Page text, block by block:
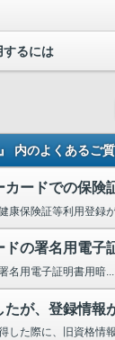
するには
内のよくあるご
康保険証等利用登録が
名用電子証明書用暗...
した際に、旧資格情